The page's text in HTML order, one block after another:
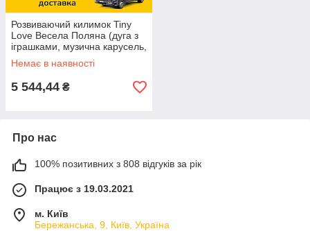
Розвиваючий килимок Tiny
Love Весела Поляна (дуга з
іграшками, музична карусель,
світло, подушка) 1205006830
Немає в наявності
5 544,44 ₴
Про нас
100% позитивних з 808 відгуків за рік
Працює з 19.03.2021
м. Київ
Бережанська, 9, Київ, Україна